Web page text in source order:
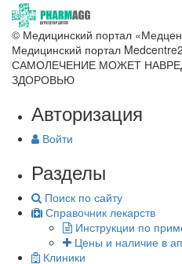
© Медицинский портал
Медицинский портал
САМОЛЕЧЕНИЕ МОЖЕТ
ЗДОРОВЬЮ
Авторизация
Войти
Разделы
Поиск по сайту
Справочник лекарств
Инструкции по
Цены и наличие в
Клиники